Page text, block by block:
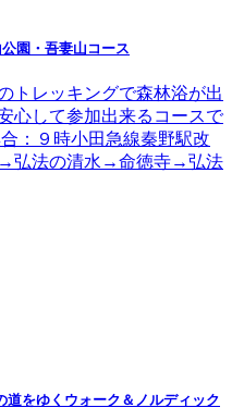
園・吾妻山コース
トレッキングで森林浴が出
心して参加出来るコースで
：９時小田急線秦野駅改
弘法の清水→命徳寺→弘法
道をゆくウォーク＆ノルディック